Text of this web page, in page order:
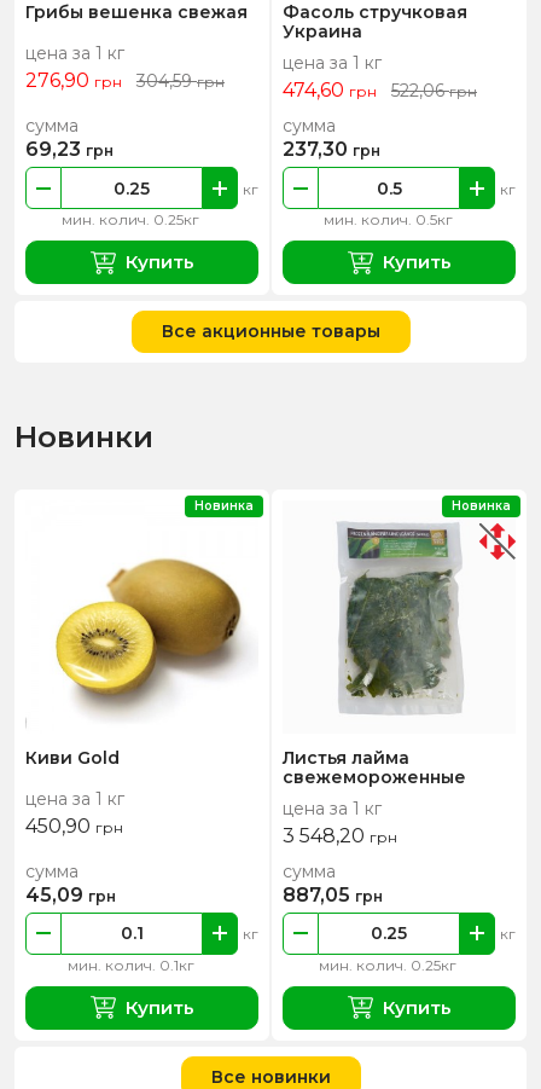
Грибы вешенка свежая
цена за 1 кг
276,90 грн 304,59грн
мин. колич. 0.25кг
кг
сумма
69,23 грн
Купить
Фасоль стручковая
Украина
цена за 1 кг
474,60 грн 522,06грн
мин. колич. 0.5кг
кг
сумма
237,30 грн
Купить
Все акционные товары
Новинки
Киви Gold
цена за 1 кг
450,90 грн
мин. колич. 0.1кг
кг
сумма
45,09 грн
Купить
Новинка
Листья лайма
свежемороженные
цена за 1 кг
3 548,20 грн
мин. колич. 0.25кг
кг
сумма
887,05 грн
Купить
Новинка
Все новинки